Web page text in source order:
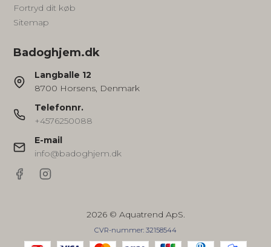
Fortryd dit køb
Sitemap
Badoghjem.dk
Langballe 12
8700 Horsens, Denmark
Telefonnr.
+4576250088
E-mail
info@badoghjem.dk
2026 © Aquatrend ApS.
CVR-nummer: 32158544